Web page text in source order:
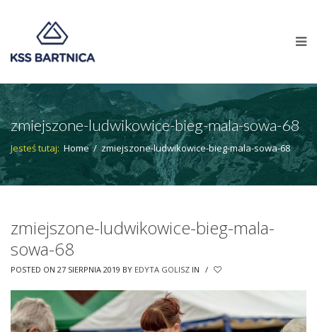
zmiejszone-ludwikowice-bieg-mala-sowa-68
Jesteś tutaj: Home / zmiejszone-ludwikowice-bieg-mala-sowa-68
zmiejszone-ludwikowice-bieg-mala-
sowa-68
POSTED ON 27 SIERPNIA 2019 BY EDYTA GOLISZ IN /